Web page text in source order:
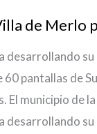
de Merlo
desarrollando
60 pantallas de
El municipio de
desarrollando